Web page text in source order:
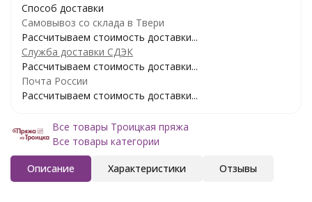
Способ доставки
Самовывоз со склада в Твери
Рассчитываем стоимость доставки...
Служба доставки СДЭК
Рассчитываем стоимость доставки...
Почта России
Рассчитываем стоимость доставки...
Все товары Троицкая пряжа
Все товары категории
Описание Характеристики Отзывы